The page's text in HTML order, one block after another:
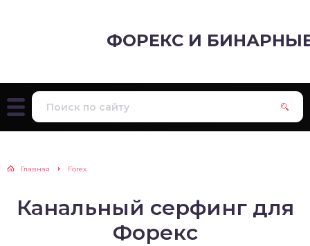
ФОРЕКС И
Главная Forex
Канальный серфинг для
Форекс